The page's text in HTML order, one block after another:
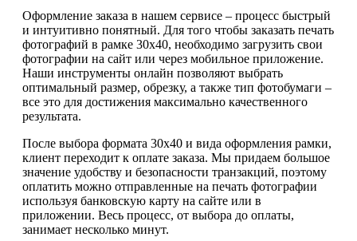
Оформление заказа в нашем сервисе – процесс быстрый
и интуитивно понятный. Для того чтобы заказать печать
фотографий в рамке 30х40, необходимо загрузить свои
фотографии на сайт или через мобильное приложение.
Наши инструменты онлайн позволяют выбрать
оптимальный размер, обрезку, а также тип фотобумаги –
все это для достижения максимально качественного
результата.
После выбора формата 30х40 и вида оформления рамки,
клиент переходит к оплате заказа. Мы придаем большое
значение удобству и безопасности транзакций, поэтому
оплатить можно отправленные на печать фотографии
используя банковскую карту на сайте или в
приложении. Весь процесс, от выбора до оплаты,
занимает несколько минут.